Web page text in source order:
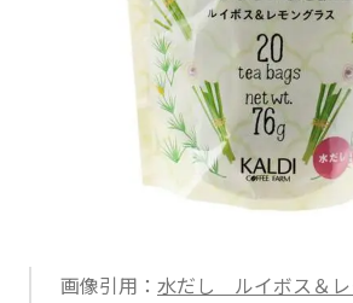
画像引用： 水だし ルイボス＆